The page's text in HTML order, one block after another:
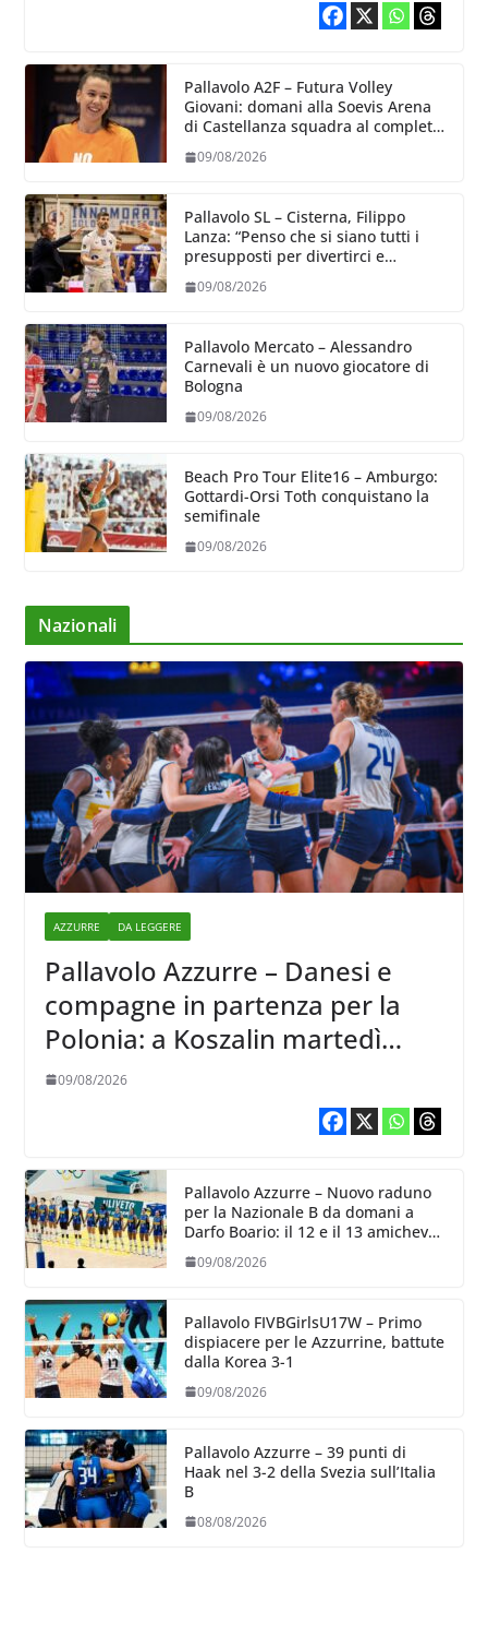
Pallavolo A2F – Futura Volley
Giovani: domani alla Soevis Arena
di Castellanza squadra al completo
09/08/2026
Pallavolo SL – Cisterna, Filippo
Lanza: “Penso che si siano tutti i
presupposti per divertirci e
sappia divertire”
09/08/2026
Pallavolo Mercato – Alessandro
Carnevali è un nuovo giocatore di
Bologna
09/08/2026
Beach Pro Tour Elite16 – Amburgo:
Gottardi-Orsi Toth conquistano la
semifinale
09/08/2026
Nazionali
AZZURRE DA LEGGERE
Pallavolo Azzurre – Danesi e
compagne in partenza per la
Polonia: a Koszalin martedì
giocano contro la Francia
09/08/2026
Pallavolo Azzurre – Nuovo raduno
per la Nazionale B da domani a
Darfo Boario: il 12 e il 13 amichevoli
con la Romania
09/08/2026
Pallavolo FIVBGirlsU17W – Primo
dispiacere per le Azzurrine, battute
dalla Korea 3-1
09/08/2026
Pallavolo Azzurre – 39 punti di
Haak nel 3-2 della Svezia sull’Italia
B
08/08/2026